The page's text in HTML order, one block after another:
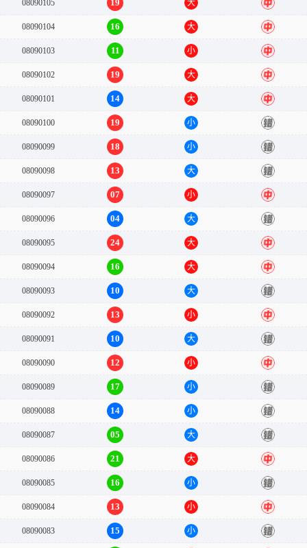
08090105 19 大 中
08090104 16 大 中
08090103 11 小 中
08090102 19 大 中
08090101 14 大 中
08090100 19 小 错
08090099 18 小 错
08090098 13 大 错
08090097 07 小 中
08090096 04 大 错
08090095 24 大 中
08090094 16 大 中
08090093 10 大 错
08090092 13 小 中
08090091 10 大 错
08090090 12 小 中
08090089 17 小 错
08090088 14 小 错
08090087 05 大 错
08090086 21 大 中
08090085 16 小 错
08090084 13 小 中
08090083 15 小 错